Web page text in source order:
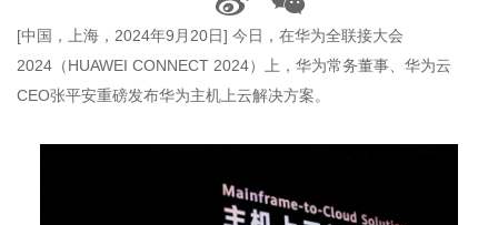
[中国，上海，2024年9月20日] 今日，在华为全联接大会
2024（HUAWEI CONNECT 2024）上，华为常务董事、华为云
CEO张平安重磅发布华为主机上云解决方案。